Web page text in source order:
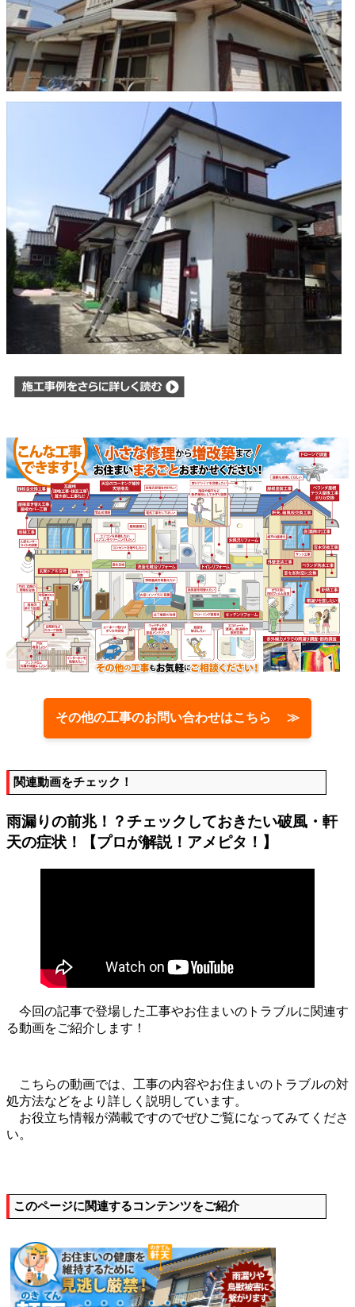
その他の工事のお問い合わせはこちら ≫
関連動画をチェック！
雨漏りの前兆！？チェックしておきたい破風・軒
天の症状！【プロが解説！アメピタ！】
今回の記事で登場した工事やお住まいのトラブルに関連す
る動画をご紹介します！
こちらの動画では、工事の内容やお住まいのトラブルの対
処方法などをより詳しく説明しています。
お役立ち情報が満載ですのでぜひご覧になってみてくださ
い。
このページに関連するコンテンツをご紹介